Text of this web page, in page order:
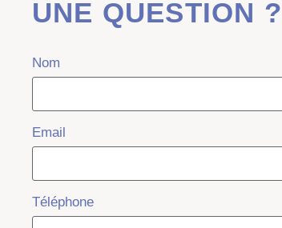
UNE QUESTION ?
Nom
Email
Téléphone